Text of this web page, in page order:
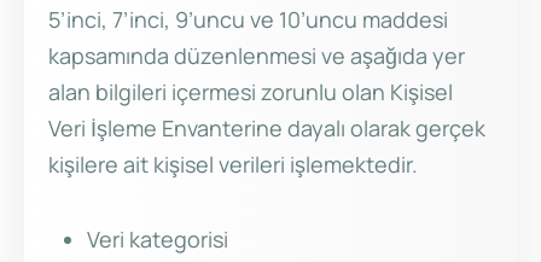
5’inci, 7’inci, 9’uncu ve 10’uncu maddesi
kapsamında düzenlenmesi ve aşağıda yer
alan bilgileri içermesi zorunlu olan Kişisel
Veri İşleme Envanterine dayalı olarak gerçek
kişilere ait kişisel verileri işlemektedir.
Veri kategorisi